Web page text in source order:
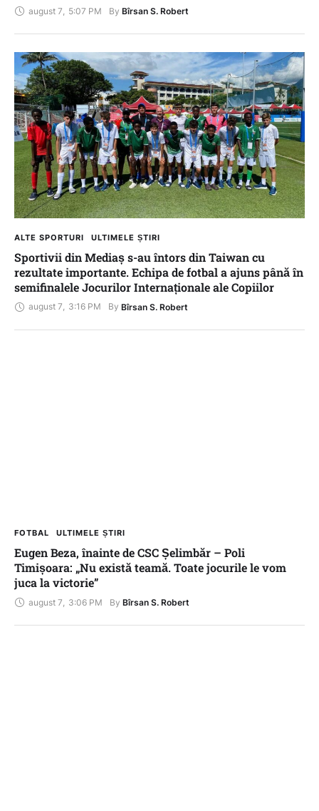
august 7 5:07 PM By Bîrsan S. Robert
ALTE SPORTURI ULTIMELE ȘTIRI
Sportivii din Mediaș s-au întors din Taiwan cu
rezultate importante. Echipa de fotbal a ajuns până în
semifinalele Jocurilor Internaționale ale Copiilor
august 7, 3:16 PM By Bîrsan S. Robert
FOTBAL ULTIMELE ȘTIRI
Eugen Beza, înainte de CSC Șelimbăr – Poli
Timișoara: „Nu există teamă. Toate jocurile le vom
juca la victorie”
august 7 3:06 PM By Bîrsan S. Robert